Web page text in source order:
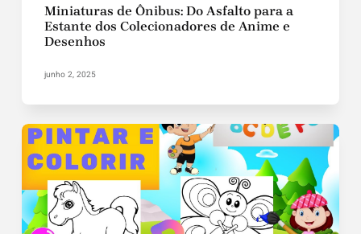
Miniaturas de Ônibus: Do Asfalto para a
Estante dos Colecionadores de Anime e
Desenhos
junho 2, 2025